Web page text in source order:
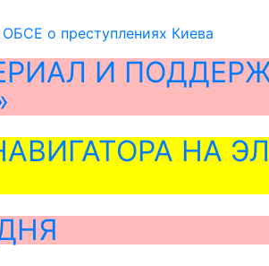
о преступлениях Киева
И
НА